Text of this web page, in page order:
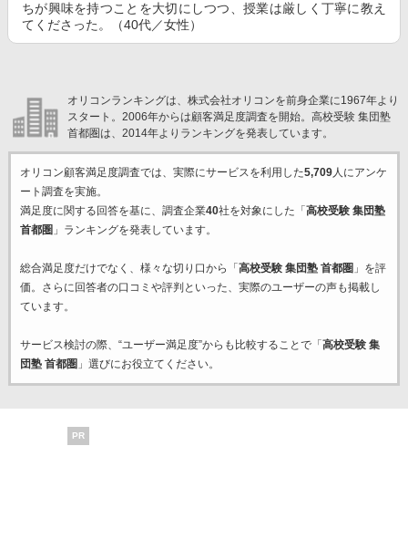
ちが興味を持つことを大切にしつつ、授業は厳しく丁寧に教え
てくださった。（40代／女性）
オリコンランキングは、株式会社オリコンを前身企業に1967年より
スタート。2006年からは顧客満足度調査を開始。高校受験 集団塾
首都圏は、2014年よりランキングを発表しています。
オリコン顧客満足度調査では、実際にサービスを利用した5,709人にアンケ
ート調査を実施。
満足度に関する回答を基に、調査企業40社を対象にした「 高校受験 集団塾
首都圏 」ランキングを発表しています。
総合満足度だけでなく、様々な切り口から「 高校受験 集団塾 首都圏 」を評
価。さらに回答者の口コミや評判といった、実際のユーザーの声も掲載し
ています。
サービス検討の際、“ユーザー満足度”からも比較することで「 高校受験 集
団塾 首都圏 」選びにお役立てください。
PR